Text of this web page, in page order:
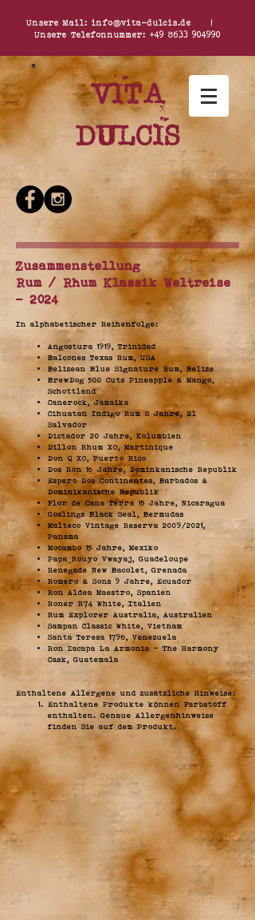
Unsere Mail: info@vita-dulcis.de |
Unsere Telefonnummer: +49 8633 904990
Vita
dulcis
Zusammenstellung
Rum / Rhum Klassik Weltreise
- 2024
In alphabetischer Reihenfolge:
Angostura 1919, Trinidad
Balcones Texas Rum, USA
Belizean Blue Signature Rum, Belize
BrewDog 500 Cuts Pineapple & Mango,
Schottland
Canerock, Jamaika
Cihuatan Indigo Rum 8 Jahre, El
Salvador
Dictador 20 Jahre, Kolumbien
Dillon Rhum XO, Martinique
Don Q XO, Puerto Rico
Dos Ron 16 Jahre, Dominkanische Republik
Espero Dos Continentes, Barbados &
Dominikanische Republik
Flor de Cana Terra 15 Jahre, Nicaragua
Goslings Black Seal, Bermudas
Malteco Vintage Reserva 2009/2021,
Panama
Mocambo 15 Jahre, Mexiko
Papa Rouyo Vwayaj, Guadeloupe
Renegade New Bacolet, Grenada
Romero & Sons 9 Jahre, Ecuador
Ron Aldea Maestro, Spanien
Roner R74 White, Italien
Rum Explorer Australia, Australien
Sampan Classic White, Vietnam
Santa Teresa 1796, Venezuela
Ron Zacapa La Armonia – The Harmony
Cask, Guatemala
Enthaltene Allergene und zusätzliche Hinweise:
Enthaltene Produkte können Farbstoff
enthalten. Genaue Allergenhinweise
finden Sie auf dem Produkt.